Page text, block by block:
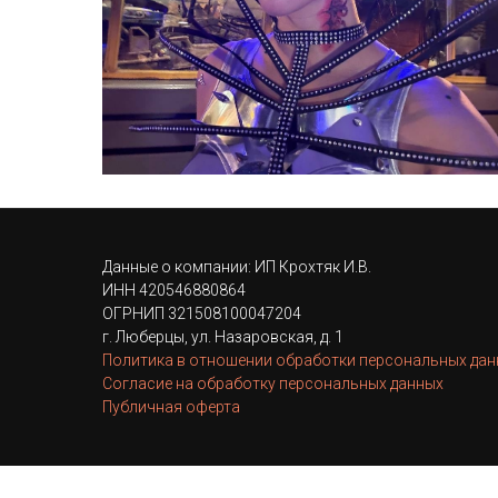
Данные о компании: ИП Крохтяк И.В.
ИНН 420546880864
ОГРНИП 321508100047204
г. Люберцы, ул. Назаровская, д. 1
Политика в отношении обработки персональных
Согласие на обработку персональных данных
Публичная оферта